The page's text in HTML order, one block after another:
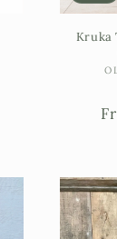
Kruka